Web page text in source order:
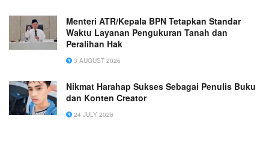
Menteri ATR/Kepala BPN Tetapkan Standar
Waktu Layanan Pengukuran Tanah dan
Peralihan Hak
3 AUGUST 2026
Nikmat Harahap Sukses Sebagai Penulis Buku
dan Konten Creator
24 JULY 2026